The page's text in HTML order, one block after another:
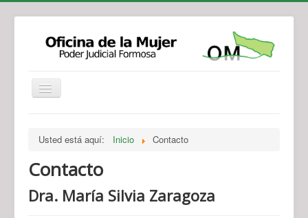
Legislación
Novedades
Recursos y Servicios de Atención
Usted está aquí: Inicio Contacto
Contacto
Dra. María Silvia Zaragoza